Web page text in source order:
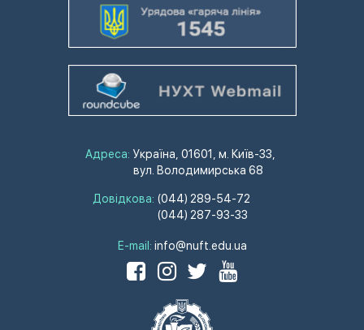
Адреса: Україна, 01601, м. Київ-33,
вул. Володимирська 68
Довідкова: (044) 289-54-72
(044) 287-93-33
E-mail: info@nuft.edu.ua